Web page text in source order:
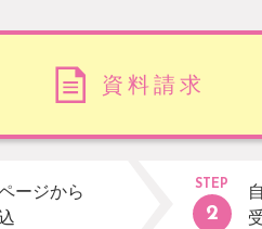
資料請求
ージから
STEP